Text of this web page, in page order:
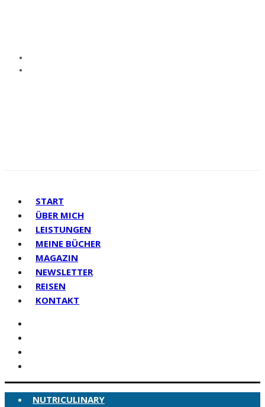
START
ÜBER MICH
LEISTUNGEN
MEINE BÜCHER
MAGAZIN
NEWSLETTER
REISEN
KONTAKT
NUTRICULINARY